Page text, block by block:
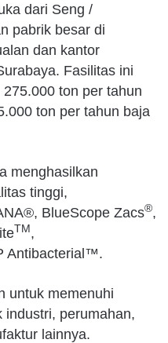
dari Seng /
pabrik besar di
dan kantor
Fasilitas ini
ton per tahun
ton per tahun baja
menghasilkan
tinggi,
BlueScope Zacs®,
TM ,
Antibacterial™.
untuk memenuhi
industri, perumahan,
lainnya.